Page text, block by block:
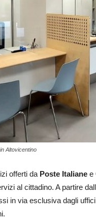
Altovicentino
offerti da Poste Italiane e
al cittadino. A partire
in via esclusiva dagli